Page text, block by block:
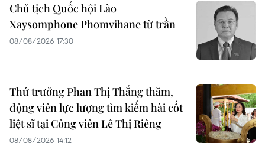
Chủ tịch Quốc hội Lào
Xaysomphone Phomvihane từ trần
08/08/2026 17:30
Thứ trưởng Phan Thị Thắng thăm,
động viên lực lượng tìm kiếm hài cốt
liệt sĩ tại Công viên Lê Thị Riêng
08/08/2026 14:12